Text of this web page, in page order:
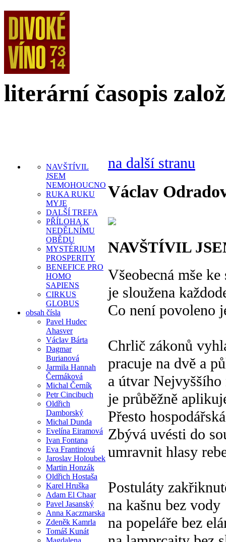
literární časopis
NAVŠTÍVIL
JSEM
NEMOHOUCNO
RUKA RUKU
MYJE
DALŠÍ TREFA
PŘÍLOHA K
NEDĚLNÍMU
OBĚDU
MYSTÉRIUM
PROSPERITY
BENEFICE PRO
HOMO
SAPIENS
CIRKUS
GLOBUS
obsah čísla
Pavel Hudec
Ahasver
Václav Bárta
Dagmar
Burianová
Jarmila Hannah
Čermáková
Michal Černík
Petr Cincibuch
Oldřich
Damborský
Michal Dunda
Evelína Eiramová
Ivan Fontana
Eva Frantinová
Jaroslav Holoubek
Martin Honzák
Oldřich Hostaša
Karel Hruška
Adam El Chaar
Pavel Jasanský
Anna Kaczmarska
Zdeněk Kamrla
Tomáš Kunát
Magdalena
na další stranu
Václav
NAVŠTÍVIL
Všeobecná mše
je sloužena
Co není povoleno
Chrlič zákonů
pracuje na dvě a
a útvar
je průběžně
Přesto
Zbývá uvésti do
umravnit hlasy
Postuláty
na kašnu bez vody
na popeláře bez